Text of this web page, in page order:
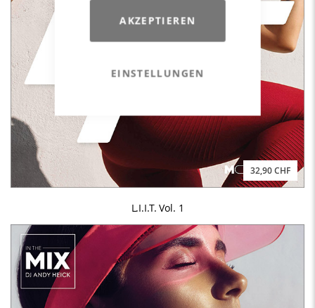
AKZEPTIEREN
EINSTELLUNGEN
32,90 CHF
L.I.I.T. Vol. 1